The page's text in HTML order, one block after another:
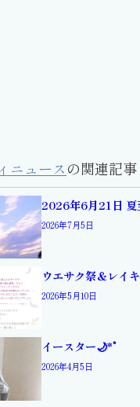
ニュースの関連記事
2026年6月21日 夏
2026年7月5日
ウエサク祭＆レイ
2026年5月10日
イースター🌙*ﾟ
2026年4月5日